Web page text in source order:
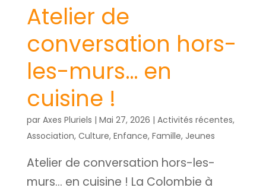
Atelier de
conversation hors-
les-murs… en
cuisine !
par Axes Pluriels | Mai 27, 2026 | Activités récentes,
Association, Culture, Enfance, Famille, Jeunes
Atelier de conversation hors-les-
murs… en cuisine ! La Colombie à